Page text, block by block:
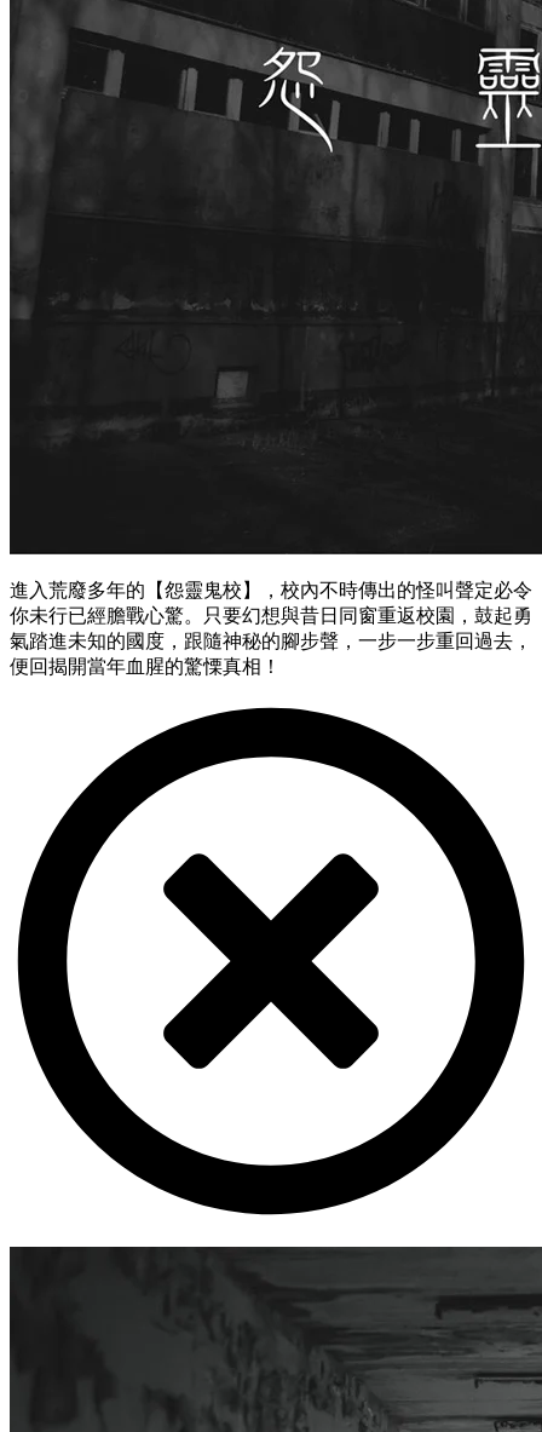
進入荒廢多年的【怨靈鬼校】，校內不時傳出的怪叫聲定必令
你未行已經膽戰心驚。只要幻想與昔日同窗重返校園，鼓起勇
氣踏進未知的國度，跟隨神秘的腳步聲，一步一步重回過去，
便回揭開當年血腥的驚慄真相！